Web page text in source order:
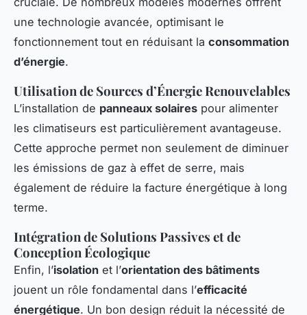
une technologie avancée, optimisant le
fonctionnement tout en réduisant la consommation
d’énergie.
Utilisation de Sources d’Énergie Renouvelables
L’installation de panneaux solaires pour alimenter
les climatiseurs est particulièrement avantageuse.
Cette approche permet non seulement de diminuer
les émissions de gaz à effet de serre, mais
également de réduire la facture énergétique à long
terme.
Intégration de Solutions Passives et de
Conception Écologique
Enfin, l’isolation et l’orientation des bâtiments
jouent un rôle fondamental dans l’efficacité
énergétique. Un bon design réduit la nécessité de